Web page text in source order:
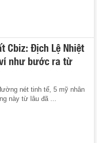
Cbiz: Địch Lệ Nhiệt
như bước ra từ
nét tinh tế, 5 mỹ nhân
này từ lâu đã ...